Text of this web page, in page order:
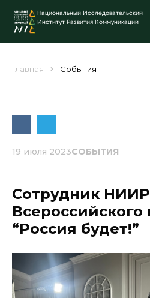
Национальный Исследовательский
Институт Развития Коммуникаций
Главная События
19 июля 2023СОБЫТИЯ
Сотрудник
Всероссийского
“Россия будет!”